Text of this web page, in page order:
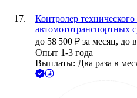
Контролер технического
автомототранспортных
до 58 500 ₽ за месяц, до
Опыт 1-3 года
Выплаты: Два раза в